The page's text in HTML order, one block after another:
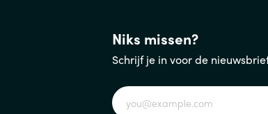
Niks missen?
Schrijf je in voor de